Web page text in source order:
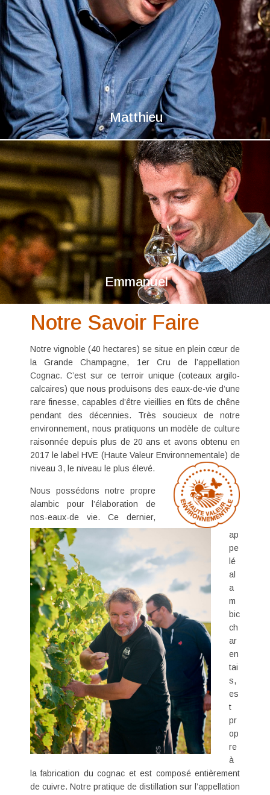
Matthieu
Matthieu
Emmanuel
Emmanuel
Notre Savoir Faire
Notre vignoble (40 hectares) se situe en plein cœur de
la Grande Champagne, 1er Cru de l’appellation
Cognac. C’est sur ce terroir unique (coteaux argilo-
calcaires) que nous produisons des eaux-de-vie d’une
rare finesse, capables d’être vieillies en fûts de chêne
pendant des décennies. Très soucieux de notre
environnement, nous pratiquons un modèle de culture
raisonnée depuis plus de 20 ans et avons obtenu en
2017 le label HVE (Haute Valeur Environnementale) de
niveau 3, le niveau le plus élevé.
Nous possédons notre propre
alambic pour l’élaboration de
nos-eaux-de vie. Ce dernier,
ap
pe
lé
al
a
m
bic
ch
ar
en
tai
s,
es
t
pr
op
re
à
la fabrication du cognac et est composé entièrement
de cuivre. Notre pratique de distillation sur l’appellation